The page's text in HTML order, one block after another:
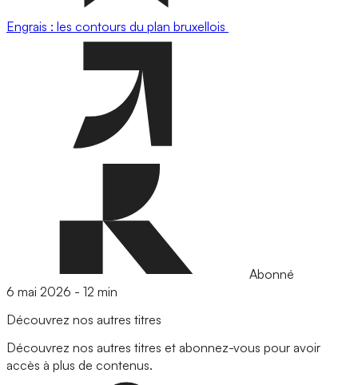
Engrais : les contours du plan bruxellois
Abonné
6 mai 2026 - 12 min
Découvrez nos autres titres
Découvrez nos autres titres et abonnez-vous pour avoir
accès à plus de contenus.